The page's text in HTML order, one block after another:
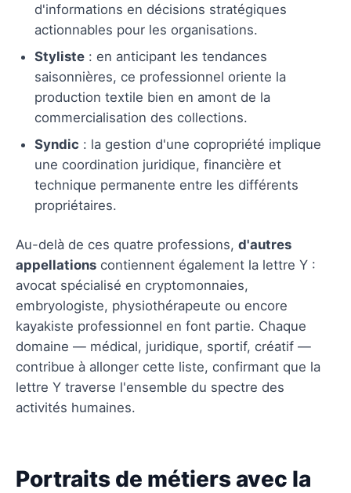
d'informations en décisions stratégiques
actionnables pour les organisations.
Styliste : en anticipant les tendances
saisonnières, ce professionnel oriente la
production textile bien en amont de la
commercialisation des collections.
Syndic : la gestion d'une copropriété implique
une coordination juridique, financière et
technique permanente entre les différents
propriétaires.
Au-delà de ces quatre professions, d'autres
appellations contiennent également la lettre Y :
avocat spécialisé en cryptomonnaies,
embryologiste, physiothérapeute ou encore
kayakiste professionnel en font partie. Chaque
domaine — médical, juridique, sportif, créatif —
contribue à allonger cette liste, confirmant que la
lettre Y traverse l'ensemble du spectre des
activités humaines.
Portraits de métiers avec la